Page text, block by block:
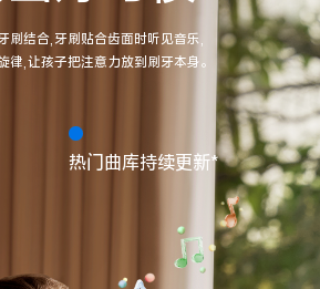
刷结合,牙刷贴合齿面时听见音乐,
律,让孩子把注意力放到刷牙本身。
热门曲库持续更新*